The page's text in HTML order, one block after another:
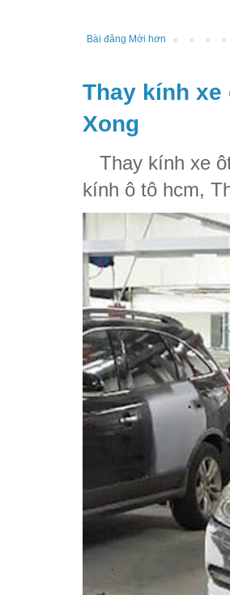
Bài đăng Mới hơn
Thay kính xe
Xong
Thay kính xe
kính ô tô hcm,